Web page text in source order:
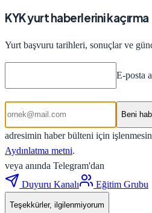
KYK yurt haberlerini kaçırma
Yurt başvuru tarihleri, sonuçlar ve
E-posta
Beni
adresimin haber bülteni için
Aydınlatma metni.
veya anında Telegram'dan
Duyuru Kanalı
Eğitim Grubu
Teşekkürler, ilgilenmiyorum